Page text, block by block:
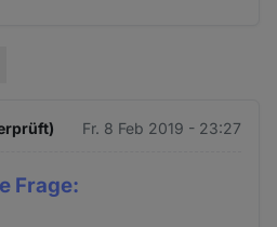
Fr. 8 Feb 2019 - 23:27
Frage: